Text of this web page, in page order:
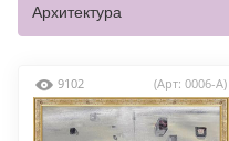
9102 (Арт: 0006-A)